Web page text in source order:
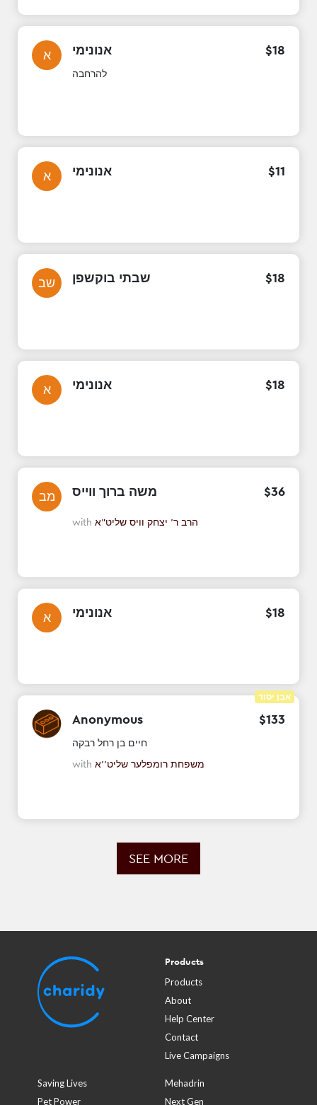
א אנונימי $18
להרחבה
א אנונימי $11
שב שבתי בוקשפן $18
א אנונימי $18
מב משה ברוך ווייס $36
with הרב ר' יצחק וויס שליט"א
א אנונימי $18
Anonymous $133
חיים בן רחל רבקה
with משפחת רומפלער שליט''א
אבן יסוד
SEE MORE
Products
Products
About
Help Center
Contact
Live Campaigns
Saving Lives
Mehadrin
Pet Power
Next Gen